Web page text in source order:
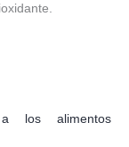
a los alimentos